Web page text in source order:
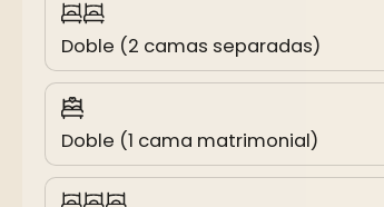
Doble (2 camas separadas)
Doble (1 cama matrimonial)